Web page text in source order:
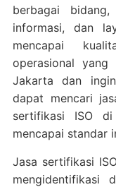
berbagai
informasi, dan
mencapai
operasional
Jakarta dan
dapat mencari
sertifikasi ISO
mencapai standar
Jasa sertifikasi
mengidentifikasi